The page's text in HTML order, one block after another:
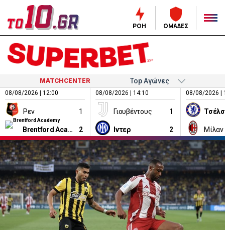
ΡΟΗ ΟΜΑΔΕΣ
MATCHCENTER
08/08/2026 | 12:00
Ρεν 1
Brentford Academy 2
08/08/2026 | 14:10
Γιουβέντους 1
Ιντερ 2
08/08/2026 |
Μίλαν